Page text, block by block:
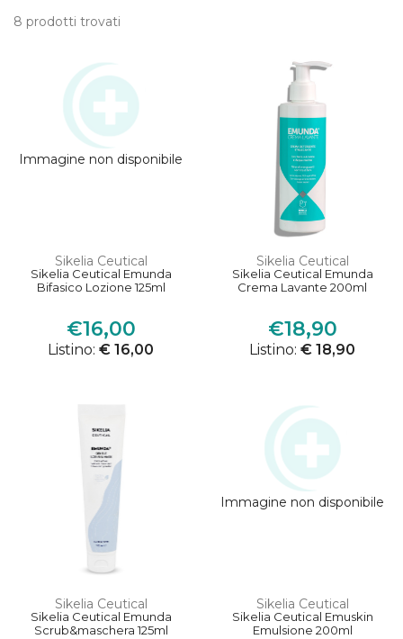
8 prodotti trovati
Immagine non disponibile
Sikelia Ceutical
Sikelia Ceutical Emunda
Bifasico Lozione 125ml
€16,00
Listino: € 16,00
Sikelia Ceutical
Sikelia Ceutical Emunda
Crema Lavante 200ml
€18,90
Listino: € 18,90
Sikelia Ceutical
Sikelia Ceutical Emunda
Scrub&maschera 125ml
Immagine non disponibile
Sikelia Ceutical
Sikelia Ceutical Emuskin
Emulsione 200ml